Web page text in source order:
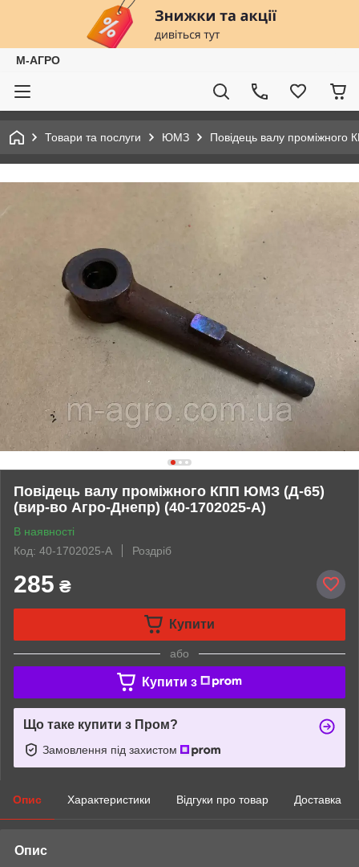
М-АГРО
Товари та послуги ЮМЗ Повідець валу
Повідець валу проміжного КПП ЮМЗ (Д-65)
(вир-во Агро-Днепр) (40-1702025-А)
В наявності
Код: 40-1702025-А
Роздріб
285 ₴
Купити
або
Купити з
Що таке купити з Пром?
Замовлення під захистом
Опис Характеристики Відгуки про товар Доставка
Опис